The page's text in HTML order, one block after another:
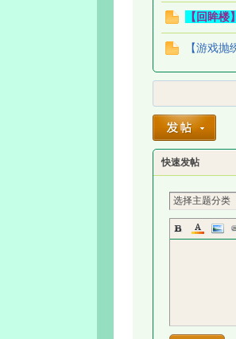
【回眸
【游戏抛
快速发帖
选择主题分类